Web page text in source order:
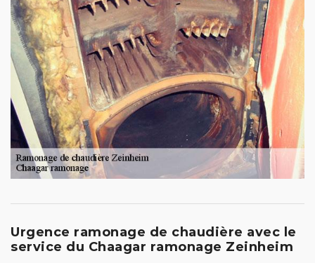
Urgence ramonage de chaudière avec le
service du Chaagar ramonage Zeinheim